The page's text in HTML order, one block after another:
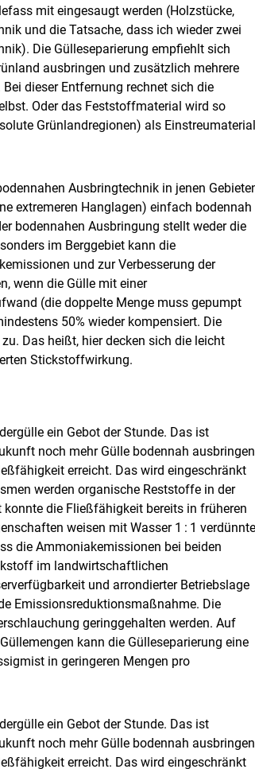
mit eingesaugt werden (Holzstücke,
und die Tatsache, dass ich wieder zwei
Die Gülleseparierung empfiehlt sich
ausbringen und zusätzlich mehrere
dieser Entfernung rechnet sich die
Oder das Feststoffmaterial wird so
Grünlandregionen) als Einstreumaterial
Ausbringtechnik in jenen
extremeren Hanglagen) einfach bodennah
bodennahen Ausbringung stellt weder die
im Berggebiet kann die
und zur Verbesserung der
wenn die Gülle mit einer
(die doppelte Menge muss gepumpt
50% wieder kompensiert. Die
Das heißt, hier decken sich die leicht
Stickstoffwirkung.
ein Gebot der Stunde. Das ist
noch mehr Gülle bodennah ausbringen
erreicht. Das wird eingeschränkt
werden organische Reststoffe in der
die Fließfähigkeit bereits in früheren
weisen mit Wasser 1 : 1 verdünnte
die Ammoniakemissionen bei beiden
im landwirtschaftlichen
und arrondierter Betriebslage
Emissionsreduktionsmaßnahme. Die
geringgehalten werden. Auf
kann die Gülleseparierung eine
in geringeren Mengen pro
ein Gebot der Stunde. Das ist
noch mehr Gülle bodennah ausbringen
erreicht. Das wird eingeschränkt